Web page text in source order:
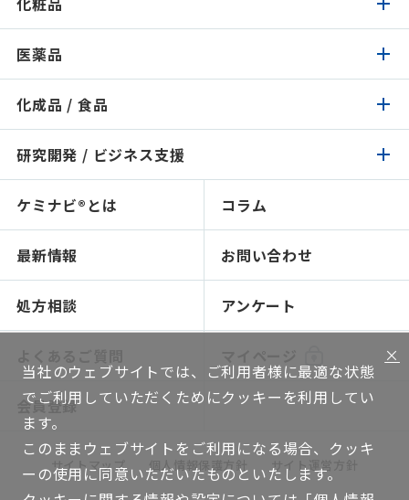
化粧品トップ
製品検索
イチオシ原料
認証 / サステナビリティ
感触で選ぶ
NIKO-BEAUTY（コンセプト＆処方提案）
医薬品
医薬品トップ
製品検索
イチオシ原料
処方検索
化成品 / 食品
化成品 / 食品トップ
製品検索
ソリューション技術
研究開発 / ビジネス支援
研究開発 / ビジネス支援トップ
人材育成～開放研究室
ショールームのご紹介
ソリューション提案
グローバルネットワーク
機能評価
WEB講座
技術ハンドブック
ケミナビ®とは コラム
最新情報 お問い合わせ
処方相談 アンケート
会員登録
サイトマップ 個人情報保護方針 サイト運営方針
×
当社のウェブサイトでは、ご利用者様に最適な状態
でご利用していただくためにクッキーを利用してい
ます。
このままウェブサイトをご利用になる場合、クッキ
ーの使用に同意いただいたものといたします。